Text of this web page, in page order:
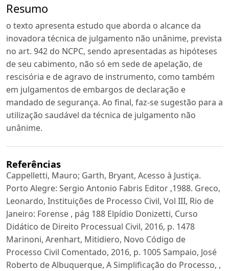
Resumo
o texto apresenta estudo que aborda o alcance da
inovadora técnica de julgamento não unânime, prevista
no art. 942 do NCPC, sendo apresentadas as hipóteses
de seu cabimento, não só em sede de apelação, de
rescisória e de agravo de instrumento, como também
em julgamentos de embargos de declaração e
mandado de segurança. Ao final, faz-se sugestão para a
utilização saudável da técnica de julgamento não
unânime.
Referências
Cappelletti, Mauro; Garth, Bryant, Acesso à Justiça.
Porto Alegre: Sergio Antonio Fabris Editor ,1988. Greco,
Leonardo, Instituições de Processo Civil, Vol III, Rio de
Janeiro: Forense , pág 188 Elpídio Donizetti, Curso
Didático de Direito Processual Civil, 2016, p. 1478
Marinoni, Arenhart, Mitidiero, Novo Código de
Processo Civil Comentado, 2016, p. 1005 Sampaio, José
Roberto de Albuquerque, A Simplificação do Processo, ,